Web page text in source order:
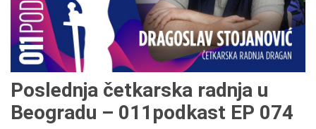
Poslednja četkarska radnja u
Beogradu – 011podkast EP 074